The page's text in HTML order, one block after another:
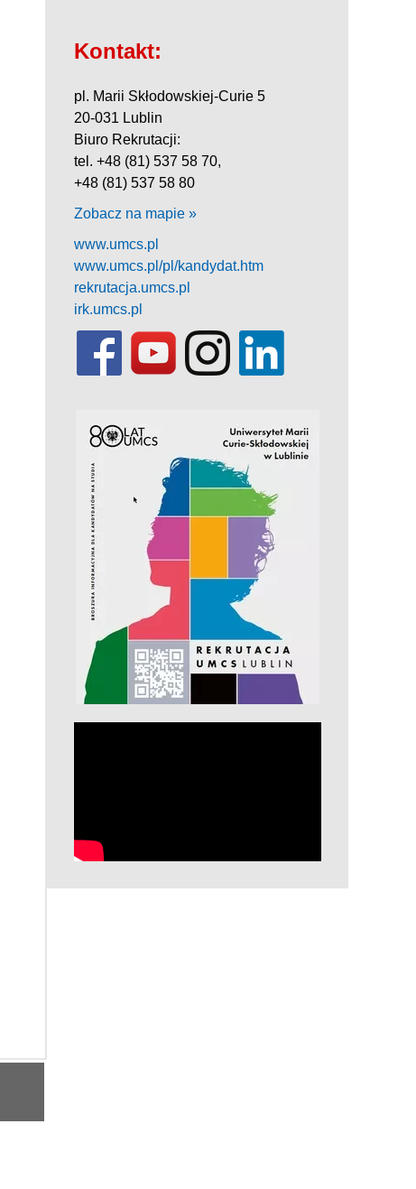
Kontakt:
pl. Marii Skłodowskiej-Curie 5
20-031 Lublin
Biuro Rekrutacji:
tel. +48 (81) 537 58 70,
+48 (81) 537 58 80
Zobacz na mapie »
www.umcs.pl
www.umcs.pl/pl/kandydat.htm
rekrutacja.umcs.pl
irk.umcs.pl